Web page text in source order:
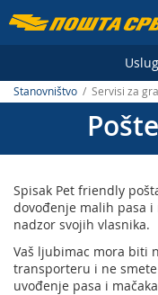
Пошта
д.о.о.
Poštanske usluge
Pismonosne usluge -
Paketske usluge – Srbija
Paketske usluge –
Ekspres usluge – Srbija
Finansijske usluge
PostFin
Transfer novca – Srbija
Sudske taksene marke
Generisanje instrukcije
Marketinške usluge
Štamparija Pošte Srbije
E-usluge
Elektronski sertifikati i
Stanovništvo / Servisi za
Spisak Pet friendly
dovođenje malih pasa
nadzor svojih vlasnika.
Vaš ljubimac mora biti
transporteru i ne
uvođenje pasa i